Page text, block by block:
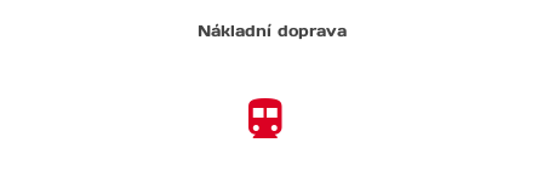
Nákladní doprava